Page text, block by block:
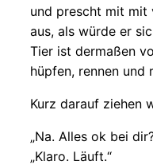
und prescht mit mit
aus, als würde er
Tier ist dermaßen
hüpfen, rennen und
Kurz darauf ziehen
„Na. Alles ok bei
„Klaro. Läuft.“